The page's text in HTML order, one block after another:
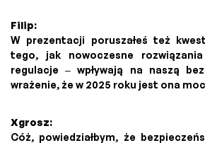
Filip:
W prezentacji poruszałeś też
tego, jak nowoczesne
regulacje – wpływają na naszą
wrażenie, że w 2025 roku jest ona
Xgrosz:
Cóż, powiedziałbym, że